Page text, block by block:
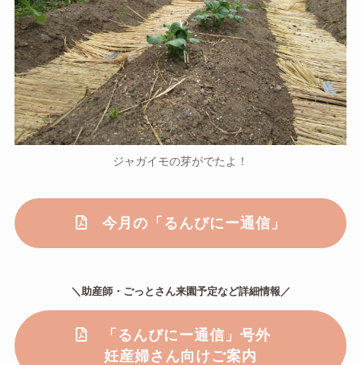
ジャガイモの芽がでたよ！
今月の「るんびにー通信」
＼助産師・ごっとさん来園予定など詳細情報／
「るんびにー通信」号外
妊産婦さん向けご案内